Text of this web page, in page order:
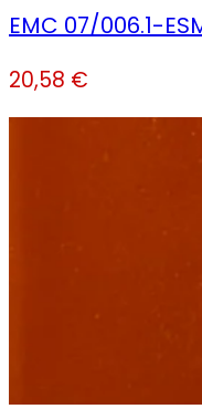
EMC 07/006.1-
20,58 €